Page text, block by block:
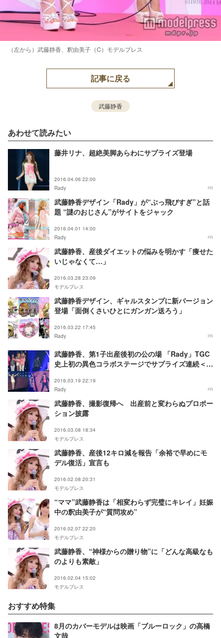
（左から）武藤静香、釈由美子（C）モデルプレス
記事に戻る
武藤静香
あわせて読みたい
藤井リナ、超絶美脚あらわにサプライズ登場
2016.04.06 22:00
Rady
PR
武藤静香デザイン「Rady」が“ぶっ飛びすぎ”と話
題 “謎のおじさん”がサイトをジャック
2016.04.01 14:00
Rady
PR
武藤静香、産後ダイエットの悩みを明かす「痩せた
いじゃなくて…」
2016.03.28 23:09
モデルプレス
武藤静香デザイン、ギャルスタンプに新バージョン
登場「面倒くさいひとにガンガン送ろう」
2016.03.22 17:45
Rady
PR
武藤静香、第1子出産後初の公の場 「Rady」TGC
史上初の異色コラボステージでサプライズ連続＜
2016.03.19 22:19
Rady
PR
武藤静香、撮影復帰へ 出産前と変わらぬプロポー
ション披露
2016.03.08 18:34
モデルプレス
武藤静香、産後12キロ減を報告「余裕で早めにモ
デル復活」宣言も
2016.02.08 20:31
モデルプレス
“ママ”武藤静香は「相変わらず完璧にキレイ」妊娠
中の釈由美子が“質問攻め”
2016.02.07 22:20
モデルプレス
武藤静香、“神様からの贈り物”に「どんな高級なも
のよりも素敵」
2016.02.04 15:02
モデルプレス
おすすめ特集
8月のカバーモデルは映画「ブルーロック」の高橋
文哉